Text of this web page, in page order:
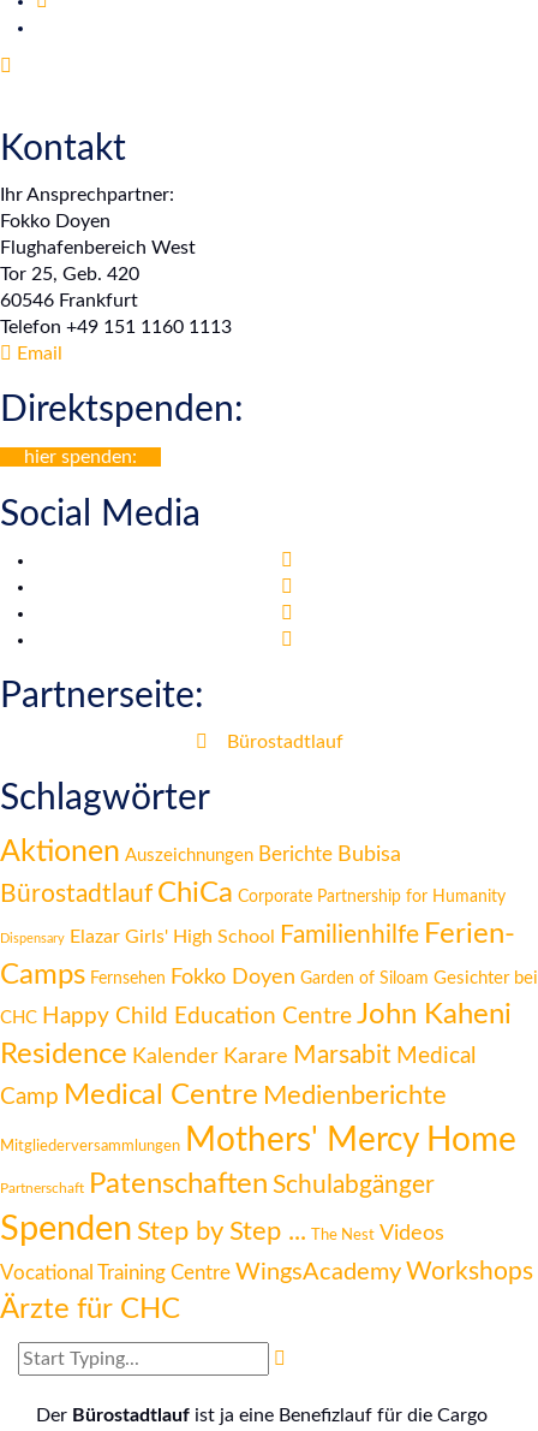
Kontakt
Ihr Ansprechpartner:
Fokko Doyen
Flughafenbereich West
Tor 25, Geb. 420
60546 Frankfurt
Telefon +49 151 1160 1113
Email
Direktspenden:
hier spenden:
Social Media
Partnerseite:
Bürostadtlauf
Schlagwörter
Aktionen Auszeichnungen Berichte Bubisa
Bürostadtlauf ChiCa Corporate Partnership for Humanity
Dispensary Elazar Girls' High School Familienhilfe Ferien-
Camps Fernsehen Fokko Doyen Garden of Siloam Gesichter bei
CHC Happy Child Education Centre John Kaheni
Residence Kalender Karare Marsabit Medical
Camp Medical Centre Medienberichte
Mitgliederversammlungen Mothers' Mercy Home
Partnerschaft Patenschaften Schulabgänger
Spenden Step by Step ... The Nest Videos
Vocational Training Centre WingsAcademy Workshops
Ärzte für CHC
Der Bürostadtlauf ist ja eine Benefizlauf für die Cargo